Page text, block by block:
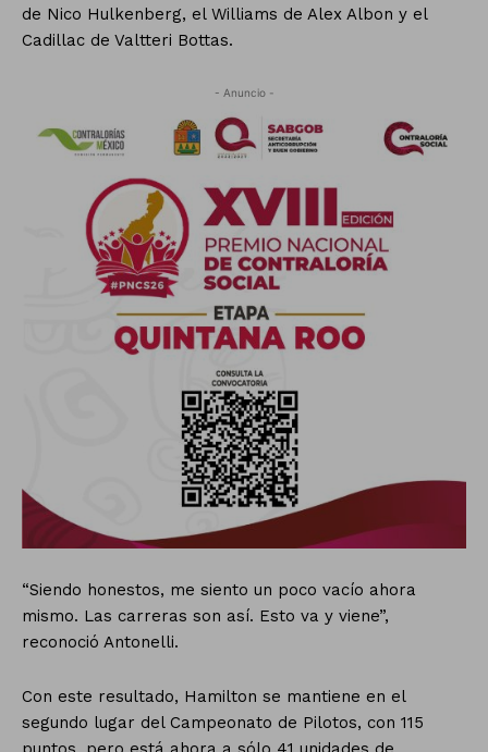
de Nico Hulkenberg, el Williams de Alex Albon y el
Cadillac de Valtteri Bottas.
- Anuncio -
“Siendo honestos, me siento un poco vacío ahora
mismo. Las carreras son así. Esto va y viene”,
reconoció Antonelli.
Con este resultado, Hamilton se mantiene en el
segundo lugar del Campeonato de Pilotos, con 115